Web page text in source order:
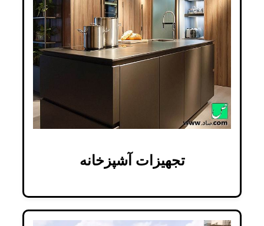
تجهیزات آشپزخانه